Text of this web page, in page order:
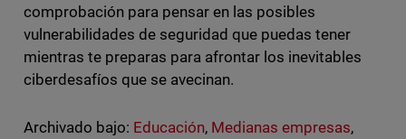
comprobación para pensar en las posibles
vulnerabilidades de seguridad que puedas tener
mientras te preparas para afrontar los inevitables
ciberdesafíos que se avecinan.
Archivado bajo: Educación, Medianas empresas,